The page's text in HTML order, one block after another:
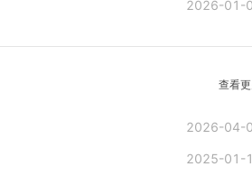
2026-01-
查看
2026-04-
2025-01-